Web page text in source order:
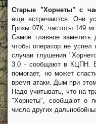
Старые "Хорнеты" с
еще встречаются. Они
Грозы 07К, частоты 149
Самое главное заметить
чтобы оператор не успел
случаи глушения
3.0 - сообщают в КЦПН.
помогает, но может
время атаки. Дым при
Надо учитывать, что на
"Хорнеты", сообщают о
числа других